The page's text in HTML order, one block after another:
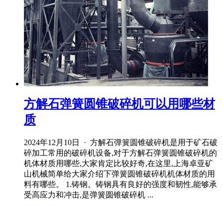
方解石弹簧圆锥破碎机可以用哪些材
质
2024年12月10日 · 方解石弹簧圆锥破碎机是用于矿石破
碎加工常用的破碎机设备,对于方解石弹簧圆锥破碎机的
机体材质用哪些,大家肯定比较好奇,在这里,上海卓亚矿
山机械简单给大家介绍下弹簧圆锥破碎机机体材质的用
料有哪些。 1.铸钢。铸钢具有良好的强度和韧性,能够承
受高应力和冲击,是弹簧圆锥破碎机 ...